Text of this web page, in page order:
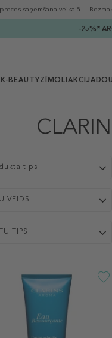
saņemšana veikalā
-25%*
K-BEAUTYZĪMOLIAKCIJA
tips
VEIDS
TIPS